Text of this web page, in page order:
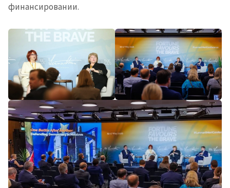
финансировании.